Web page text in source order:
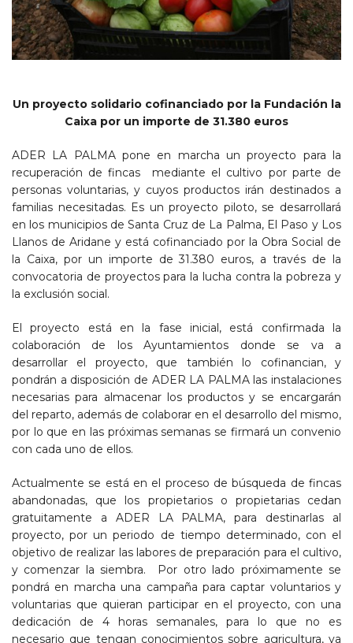
Un proyecto solidario cofinanciado por la Fundación la
Caixa por un importe de 31.380 euros
ADER LA PALMA pone en marcha un proyecto para la
recuperación de fincas mediante el cultivo por parte de
personas voluntarias, y cuyos productos irán destinados a
familias necesitadas. Es un proyecto piloto, se desarrollará
en los municipios de Santa Cruz de La Palma, El Paso y Los
Llanos de Aridane y está cofinanciado por la Obra Social de
la Caixa, por un importe de 31.380 euros, a través de la
convocatoria de proyectos para la lucha contra la pobreza y
la exclusión social.
El proyecto está en la fase inicial, está confirmada la
colaboración de los Ayuntamientos donde se va a
desarrollar el proyecto, que también lo cofinancian, y
pondrán a disposición de ADER LA PALMA las instalaciones
necesarias para almacenar los productos y se encargarán
del reparto, además de colaborar en el desarrollo del mismo,
por lo que en las próximas semanas se firmará un convenio
con cada uno de ellos.
Actualmente se está en el proceso de búsqueda de fincas
abandonadas, que los propietarios o propietarias cedan
gratuitamente a ADER LA PALMA, para destinarlas al
proyecto, por un periodo de tiempo determinado, con el
objetivo de realizar las labores de preparación para el cultivo,
y comenzar la siembra. Por otro lado próximamente se
pondrá en marcha una campaña para captar voluntarios y
voluntarias que quieran participar en el proyecto, con una
dedicación de 4 horas semanales, para lo que no es
necesario que tengan conocimientos sobre agricultura, ya